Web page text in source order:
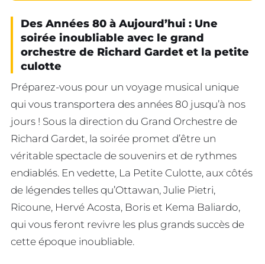
Des Années 80 à Aujourd’hui : Une
soirée inoubliable avec le grand
orchestre de Richard Gardet et la petite
culotte
Préparez-vous pour un voyage musical unique
qui vous transportera des années 80 jusqu’à nos
jours ! Sous la direction du Grand Orchestre de
Richard Gardet, la soirée promet d’être un
véritable spectacle de souvenirs et de rythmes
endiablés. En vedette, La Petite Culotte, aux côtés
de légendes telles qu’Ottawan, Julie Pietri,
Ricoune, Hervé Acosta, Boris et Kema Baliardo,
qui vous feront revivre les plus grands succès de
cette époque inoubliable.